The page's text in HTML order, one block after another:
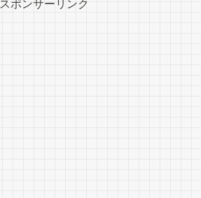
スポンサーリンク